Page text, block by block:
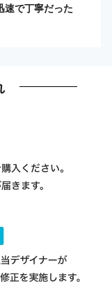
速で丁寧だった